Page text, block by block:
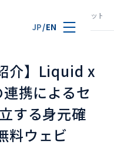
JP/EN
紹介】Liquid x 住信SBIネット
介】Liquid x
携によるセ
する身元確
料ウェビ